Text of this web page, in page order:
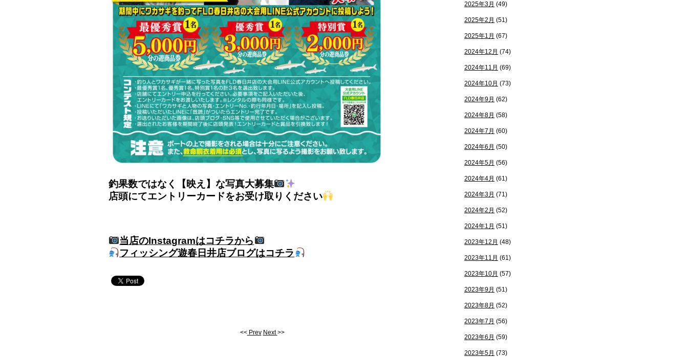
釣果数ではなく【映え】な写真大募集
店頭にてエントリーカードをお受け取りください
当店のInstagramはコチラから
フィッシング遊春日井店ブログはコチラ
<<Prev Next>>
2025年3月 (49)
2025年2月 (51)
2025年1月 (67)
2024年12月 (74)
2024年11月 (69)
2024年10月 (73)
2024年9月 (62)
2024年8月 (58)
2024年7月 (60)
2024年6月 (50)
2024年5月 (56)
2024年4月 (61)
2024年3月 (71)
2024年2月 (52)
2024年1月 (51)
2023年12月 (48)
2023年11月 (61)
2023年10月 (57)
2023年9月 (51)
2023年8月 (52)
2023年7月 (56)
2023年6月 (59)
2023年5月 (73)